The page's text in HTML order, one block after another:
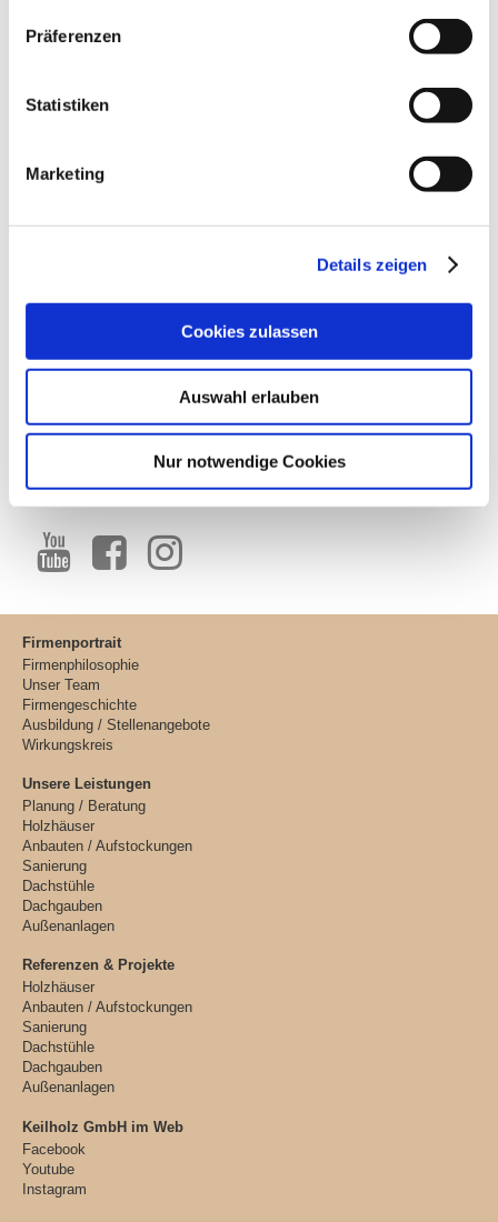
Präferenzen
Statistiken
Marketing
Details zeigen
Cookies zulassen
Auswahl erlauben
Nur notwendige Cookies
Lachfelderstraße 1
info@holzbau-keilholz.de
AUSZEICHNUNGEN
SOCIAL MEDIA
Firmenportrait
Firmenphilosophie
Unser Team
Firmengeschichte
Ausbildung / Stellenangebote
Wirkungskreis
Unsere Leistungen
Planung / Beratung
Holzhäuser
Anbauten / Aufstockungen
Sanierung
Dachstühle
Dachgauben
Außenanlagen
Referenzen & Projekte
Holzhäuser
Anbauten / Aufstockungen
Sanierung
Dachstühle
Dachgauben
Außenanlagen
Keilholz GmbH im Web
Facebook
Youtube
Instagram